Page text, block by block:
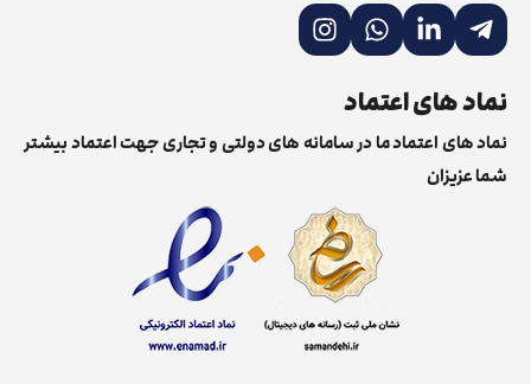
نماد های اعتماد
نماد های اعتماد ما در سامانه های دولتی و تجاری جهت اعتماد بیشتر
شما عزیزان